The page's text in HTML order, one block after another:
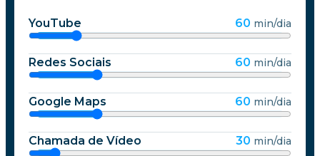
YouTube 60 min/dia
Redes Sociais 60 min/dia
Google Maps 60 min/dia
Chamada de Vídeo 30 min/dia